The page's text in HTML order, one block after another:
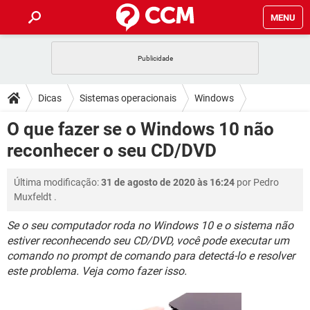
MENU
CELULAR FACEBOOK
OUTLOOK EXCEL
INSTAGRAM GMAIL
DICAS
JOGOS WHATSAPP
CELULAR FACEBOOK
EXCEL
INSTAGRAM GMAIL
DOWNLOADS
JOGOS WHATSAPP
OUTLOOK
INSTAGRAM GMAIL
GUIA DE COMPRAS
FÓRUM
JOGOS WHATSAPP
OUTLOOK EXCEL
INSTAGRAM GMAIL
GUIA DE COMPRAS
GLOSSÁRIO
JOGOS WHATSAPP
CELULAR FACEBOOK
OUTLOOK EXCEL
Dicas Sistemas operacionais Windows
Windows 10
O que fazer se o Windows 10 não
reconhecer o seu CD/DVD
Última modificação:31 de agosto de 2020 às 16:24 por Pedro
Muxfeldt .
Se o seu computador roda no Windows 10 e o sistema não
estiver reconhecendo seu CD/DVD, você pode executar um
comando no prompt de comando para detectá-lo e resolver
este problema. Veja como fazer isso.